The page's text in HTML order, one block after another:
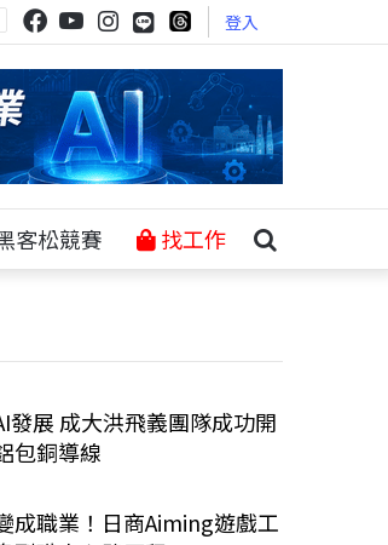
登入
客松競賽 找工作
發展 成大洪飛義團隊成功開
包銅導線
成職業！日商Aiming遊戲工